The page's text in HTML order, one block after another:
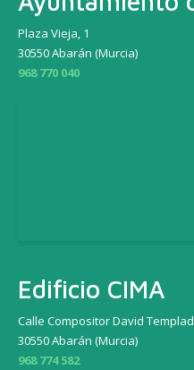
Plaza Vieja, 1
30550 Abarán (Murcia)
968 770 040
Edificio CIMA
Calle Compositor David
30550 Abarán (Murcia)
968 774 582